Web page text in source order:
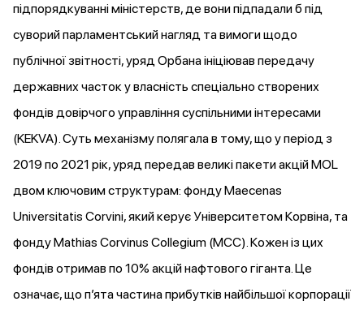
підпорядкуванні міністерств, де вони підпадали б під
суворий парламентський нагляд та вимоги щодо
публічної звітності, уряд Орбана ініціював передачу
державних часток у власність спеціально створених
фондів довірчого управління суспільними інтересами
(KEKVA). Суть механізму полягала в тому, що у період з
2019 по 2021 рік, урядпередав великі пакети акцій MOL
двом ключовим структурам: фонду Maecenas
Universitatis Corvini, який керує Університетом Корвіна, та
фонду Mathias Corvinus Collegium (MCC). Кожен із цих
фондів отримав по 10% акцій нафтового гіганта. Це
означає, що п’ята частина прибутків найбільшої корпорації